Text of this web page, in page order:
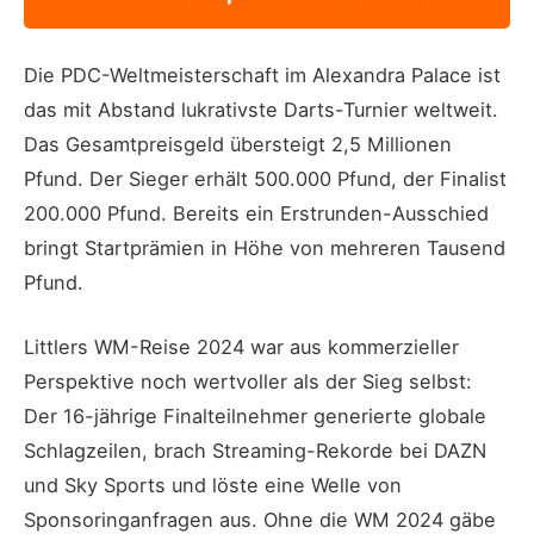
Die PDC-Weltmeisterschaft im Alexandra Palace ist
das mit Abstand lukrativste Darts-Turnier weltweit.
Das Gesamtpreisgeld übersteigt 2,5 Millionen
Pfund. Der Sieger erhält 500.000 Pfund, der Finalist
200.000 Pfund. Bereits ein Erstrunden-Ausschied
bringt Startprämien in Höhe von mehreren Tausend
Pfund.
Littlers WM-Reise 2024 war aus kommerzieller
Perspektive noch wertvoller als der Sieg selbst:
Der 16-jährige Finalteilnehmer generierte globale
Schlagzeilen, brach Streaming-Rekorde bei DAZN
und Sky Sports und löste eine Welle von
Sponsoringanfragen aus. Ohne die WM 2024 gäbe